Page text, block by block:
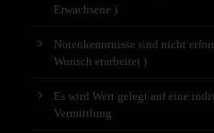
Erwachsene )
Notenkenntnisse sind nicht
Wunsch erarbeitet )
Es wird Wert gelegt auf eine
Vermittlung